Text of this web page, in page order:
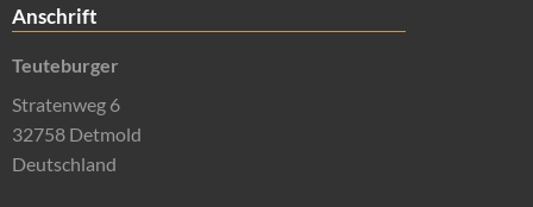
Anschrift
Teuteburger
Stratenweg 6
32758 Detmold
Deutschland